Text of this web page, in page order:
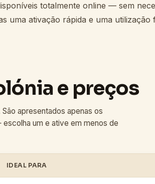
totalmente online — sem
uma ativação rápida e uma utilização
e preços
apresentados apenas os
um e ative em menos de
IDEAL PARA